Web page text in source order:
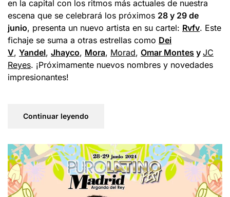
en la capital con los ritmos más actuales de nuestra
escena que se celebrará los próximos 28 y 29 de
junio, presenta un nuevo artista en su cartel: Rvfv. Este
fichaje se suma a otras estrellas como Dei
V, Yandel, Jhayco, Mora, Morad, Omar Montes y JC
Reyes. ¡Próximamente nuevos nombres y novedades
impresionantes!
Continuar leyendo